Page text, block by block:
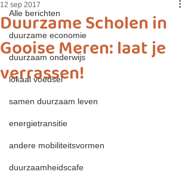
Alle berichten
duurzame economie
duurzaam onderwijs
lokaal voedsel
samen duurzaam leven
energietransitie
andere mobiliteitsvormen
duurzaamheidscafe
Duurzame Scholen in
Gooise Meren: laat je
verrassen!
12 sep 2017